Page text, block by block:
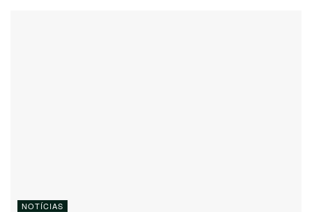
NOTÍCIAS